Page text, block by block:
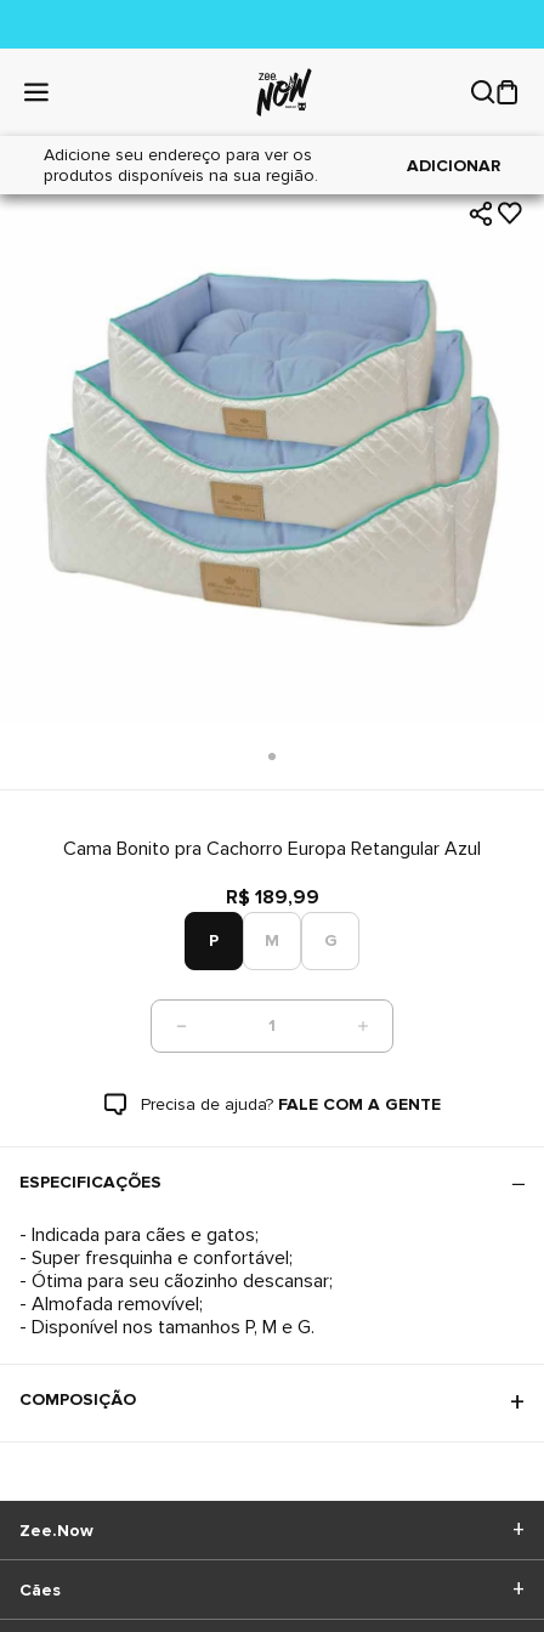
Adicione seu endereço para ver os
produtos disponíveis na sua região.
ADICIONAR
Home|Cães|Acessórios
Cama Bonito pra Cachorro Europa Retangular Azul
R$ 189,99
P M G
1
Precisa de ajuda? FALE COM A GENTE
ESPECIFICAÇÕES
- Indicada para cães e gatos;
- Super fresquinha e confortável;
- Ótima para seu cãozinho descansar;
- Almofada removível;
- Disponível nos tamanhos P, M e G.
COMPOSIÇÃO
Cães
Zee.Now